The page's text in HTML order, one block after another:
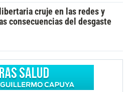
cruje en las redes y
consecuencias del desgaste